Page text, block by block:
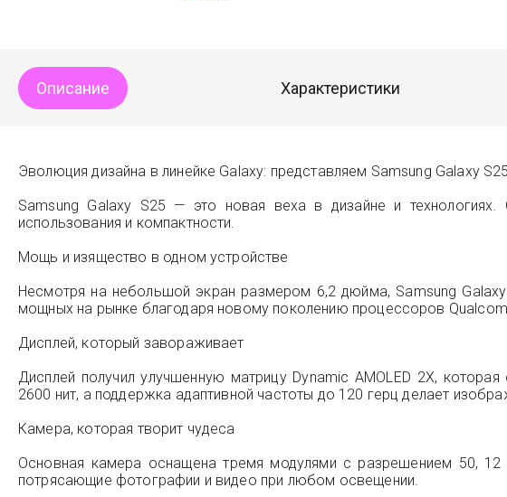
Описание Характеристики
Эволюция дизайна в линейке Galaxy: представляем Samsung Galaxy S25
Samsung Galaxy S25 — это новая веха в дизайне и
использования и компактности.
Мощь и изящество в одном устройстве
Несмотря на небольшой экран размером 6,2 дюйма, Samsung
мощных на рынке благодаря новому поколению процессоров
Дисплей, который завораживает
Дисплей получил улучшенную матрицу Dynamic AMOLED 2X,
2600 нит, а поддержка адаптивной частоты до 120 герц делает
Камера, которая творит чудеса
Основная камера оснащена тремя модулями с разрешением 50,
потрясающие фотографии и видео при любом освещении.